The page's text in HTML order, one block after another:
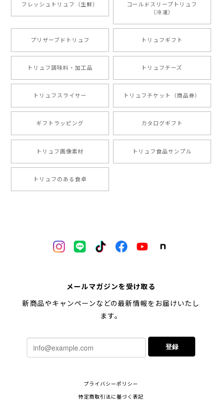
フレッシュトリュフ（生鮮）
コールドスリープトリュフ
（冷凍）
プリザーブドトリュフ トリュフギフト
トリュフ調味料・加工品 トリュフチーズ
トリュフスライサー トリュフチケット（商品券）
ギフトラッピング カタログギフト
トリュフ画像素材 トリュフ食品サンプル
トリュフのある食卓
メールマガジンを受け取る
新商品やキャンペーンなどの最新情報をお届けいたし
ます。
登録
プライバシーポリシー
特定商取引法に基づく表記